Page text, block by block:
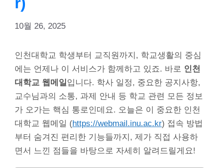
10월 26, 2025
인천대학교 학생부터 교직원까지, 학교생활의 중심
에는 언제나 이 서비스가 함께하고 있죠. 바로 인천
대학교 웹메일입니다. 학사 일정, 중요한 공지사항,
교수님과의 소통, 과제 안내 등 학교 관련 모든 정보
가 오가는 핵심 통로인데요. 오늘은 이 중요한 인천
대학교 웹메일 (https://webmail.inu.ac.kr) 접속 방법
부터 숨겨진 편리한 기능들까지, 제가 직접 사용하
면서 느낀 점들을 바탕으로 자세히 알려드릴게요!